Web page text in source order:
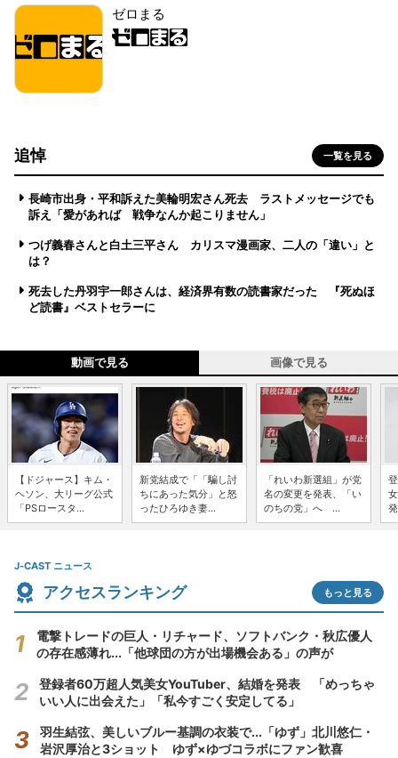
ゼロまる
追悼 一覧を見る
長崎市出身・平和訴えた美輪明宏さん死去 ラストメッセージでも
訴え「愛があれば 戦争なんか起こりません」
つげ義春さんと白土三平さん カリスマ漫画家、二人の「違い」と
は？
死去した丹羽宇一郎さんは、経済界有数の読書家だった 『死ぬほ
ど読書』ベストセラーに
動画で見る 画像で見る
【ドジャース】キム・
ヘソン、大リーグ公式
「PSロースタ...
新党結成で「「騙し討
ちにあった気分」と怒
ったひろゆき妻...
「れいわ新選組」が党
名の変更を発表、「い
のちの党」へ ...
J-CAST ニュース
アクセスランキング もっと見る
電撃トレードの巨人・リチャード、ソフトバンク・秋広優人
の存在感薄れ...「他球団の方が出場機会ある」の声が
登録者60万超人気美女YouTuber、結婚を発表 「めっちゃ
いい人に出会えた」「私今すごく安定してる」
羽生結弦、美しいブルー基調の衣装で...「ゆず」北川悠仁・
岩沢厚治と3ショット ゆず×ゆづコラボにファン歓喜